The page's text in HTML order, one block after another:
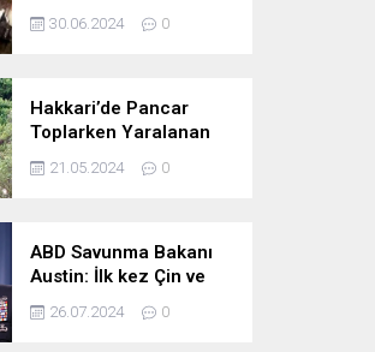
hamile iki kız kardeş
hayatını kaybetti
30.06.2024 0
Hakkari’de Pancar
Toplarken Yaralanan
Kadın İçin Kurtarma
Çalışmaları
21.05.2024 0
ABD Savunma Bakanı
Austin: İlk kez Çin ve
Rusya uçaklarının
birlikte uçtuğunu
26.07.2024 0